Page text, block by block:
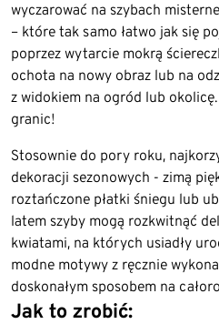
wyczarować na szybach
– które tak samo łatwo jak się
poprzez wytarcie mokrą
ochota na nowy obraz lub na
z widokiem na ogród lub
granic!
Stosownie do pory roku,
dekoracji sezonowych - zimą
roztańczone płatki śniegu lub
latem szyby mogą rozkwitnąć
kwiatami, na których usiadły
modne motywy z ręcznie
doskonałym sposobem na
Jak to zrobić: